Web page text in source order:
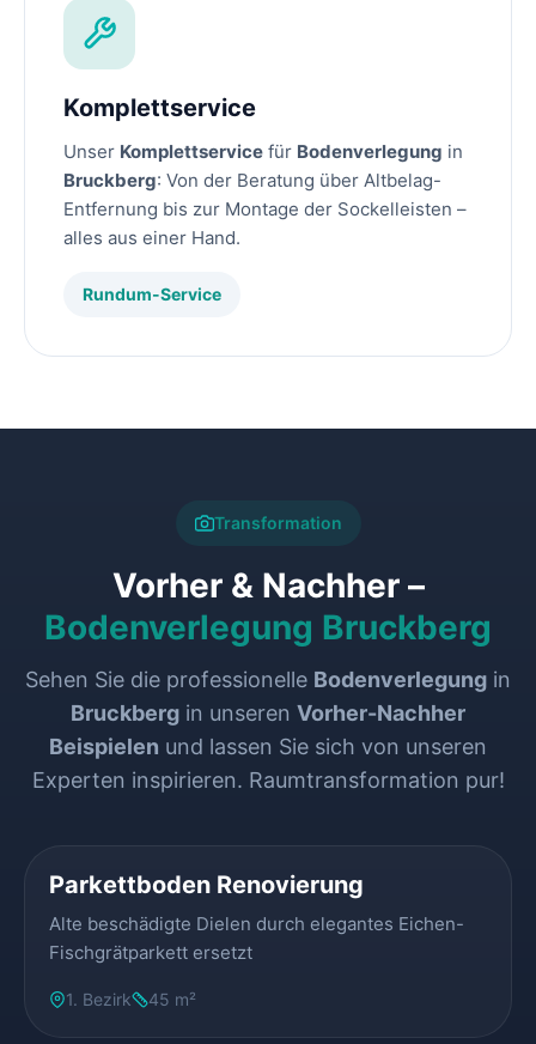
Komplettservice
Unser Komplettservice für Bodenverlegung in
Bruckberg: Von der Beratung über Altbelag-
Entfernung bis zur Montage der Sockelleisten –
alles aus einer Hand.
Rundum-Service
Transformation
Vorher & Nachher –
Bodenverlegung Bruckberg
Sehen Sie die professionelle Bodenverlegung in
Bruckberg in unseren Vorher-Nachher
Beispielen und lassen Sie sich von unseren
Experten inspirieren. Raumtransformation pur!
Parkettboden Renovierung
Alte beschädigte Dielen durch elegantes Eichen-
Fischgrätparkett ersetzt
1. Bezirk 45 m²